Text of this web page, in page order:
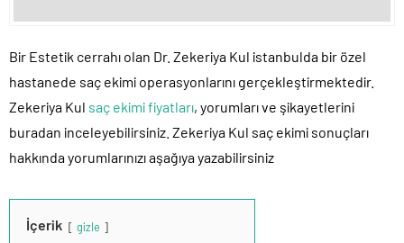
Bir Estetik cerrahı olan Dr. Zekeriya Kul istanbulda bir özel
hastanede saç ekimi operasyonlarını gerçekleştirmektedir.
Zekeriya Kul saç ekimi fiyatları, yorumları ve şikayetlerini
buradan inceleyebilirsiniz. Zekeriya Kul saç ekimi sonuçları
hakkında yorumlarınızı aşağıya yazabilirsiniz
İçerik gizle